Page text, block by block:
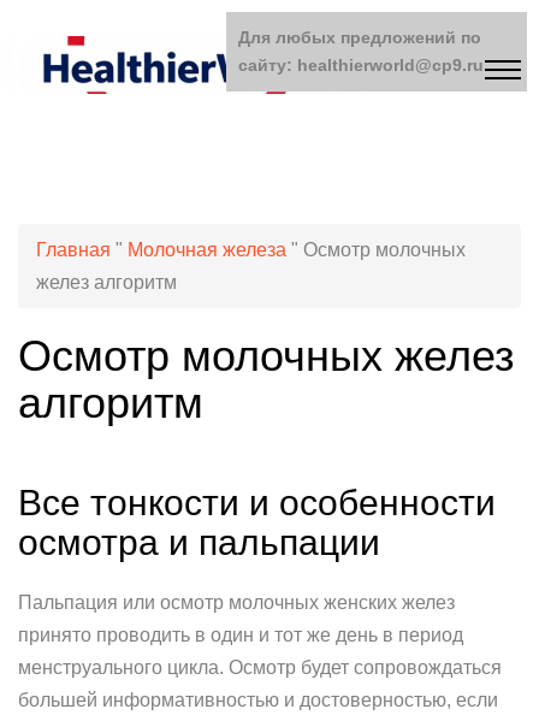
Главная " Молочная железа " Осмотр молочных
желез алгоритм
Осмотр молочных желез
алгоритм
Все тонкости и особенности
осмотра и пальпации
Пальпация или осмотр молочных женских желез
принято проводить в один и тот же день в период
менструального цикла. Осмотр будет сопровождаться
большей информативностью и достоверностью, если
Для любых предложений по
сайту: healthierworld@cp9.ru